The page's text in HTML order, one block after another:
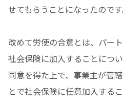
せてもらうことになったのです
改めて労使の合意とは、パー
社会保険に加入することにつ
同意を得た上で、事業主が管
とで社会保険に任意加入するこ